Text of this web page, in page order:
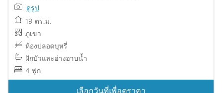
ดูรูป
19 ตร.ม.
ภูเขา
ห้องปลอดบุหรี่
ฝักบัวและอ่างอาบน้ำ
4 ฟูก
เลือกวันที่เพื่อดูราคา